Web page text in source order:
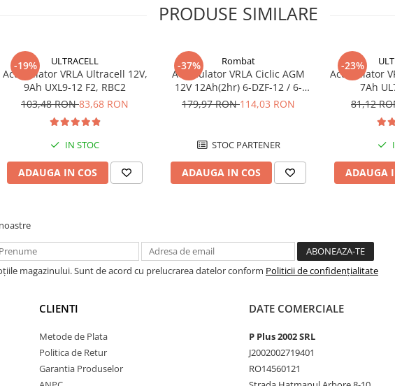
PRODUSE SIMILARE
-19% ULTRACELL
Acumulator VRLA Ultracell 12V,
9Ah UXL9-12 F2, RBC2
103,48 RON83,68 RON
IN STOC
ADAUGA IN COS
-37% Rombat
Acumulator VRLA Ciclic AGM
12V 12Ah(2hr) 6-DZF-12 / 6-
DZM-12 pentru biciclete
179,97 RON114,03 RON
STOC PARTENER
ADAUGA IN COS
-23%
Acumulator
7Ah
81,12
ADAUGA
magazinului. Sunt de acord cu prelucrarea datelor conform Politicii de confidențialitate
CLIENTI
Metode de Plata
Politica de Retur
Garantia Produselor
DATE COMERCIALE
P Plus 2002 SRL
J2002002719401
RO14560121